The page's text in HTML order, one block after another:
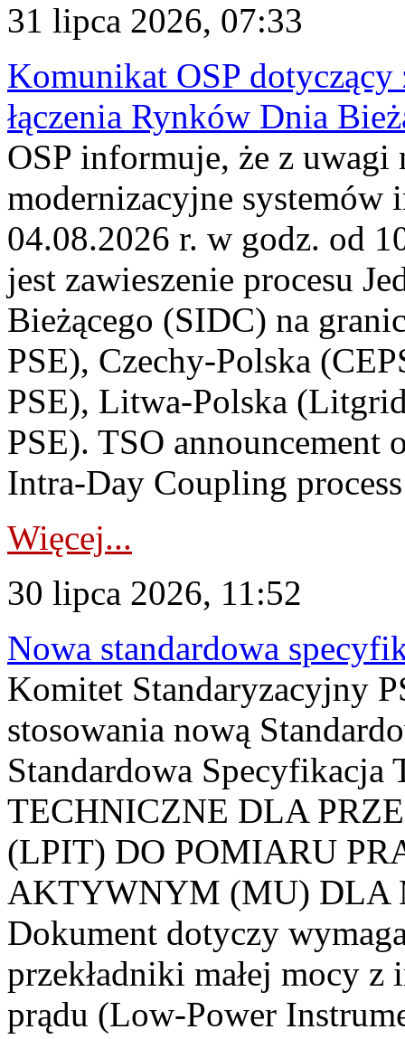
31 lipca 2026, 07:33
Komunikat OSP dotyczący
łączenia Rynków Dnia
OSP informuje, że z uwagi
modernizacyjne
04.08.2026 r. w godz. od
jest zawieszenie procesu
Bieżącego (SIDC) na
PSE), Czechy-Polska
PSE), Litwa-Polska
PSE). TSO announcement
Intra-Day Coupling
Więcej...
30 lipca 2026, 11:52
Nowa standardowa
Komitet Standaryzacyjny
stosowania nową
Standardowa
TECHNICZNE DLA
(LPIT) DO POMIARU
AKTYWNYM (MU) DLA
Dokument dotyczy
przekładniki małej mocy
prądu (Low-Power